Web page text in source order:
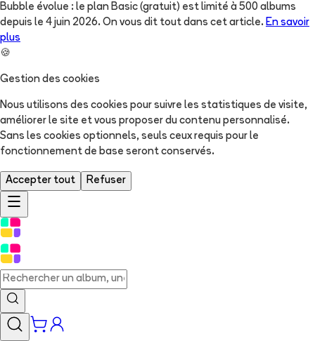
Bubble évolue : le plan Basic (gratuit) est limité à 500 albums
depuis le 4 juin 2026. On vous dit tout dans cet article. En savoir
plus
🍪
Gestion des cookies
Nous utilisons des cookies pour suivre les statistiques de visite,
améliorer le site et vous proposer du contenu personnalisé.
Sans les cookies optionnels, seuls ceux requis pour le
fonctionnement de base seront conservés.
Accepter tout Refuser